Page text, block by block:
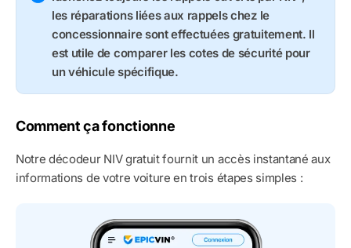
les réparations liées aux rappels chez le
concessionnaire sont effectuées gratuitement. Il
est utile de comparer les cotes de sécurité pour
un véhicule spécifique.
Comment ça fonctionne
Notre décodeur NIV gratuit fournit un accès instantané aux
informations de votre voiture en trois étapes simples :